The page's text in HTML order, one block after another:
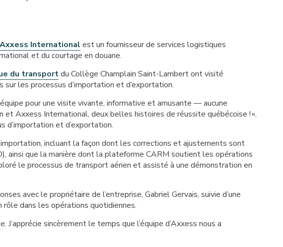
Axxess International est un fournisseur de services logistiques
et du courtage en douane.
du transportdu Collège Champlain Saint-Lambert ont visité
les processus d’importation et d’exportation.
pour une visite vivante, informative et amusante — aucune
et Axxess International, deux belles histoires de réussite québécoise !»,
d’importation et d’exportation.
incluant la façon dont les corrections et ajustements sont
ainsi que la manière dont la plateforme CARM soutient les opérations
le processus de transport aérien et assisté à une démonstration en
avec le propriétaire de l’entreprise, Gabriel Gervais, suivie d’une
dans les opérations quotidiennes.
sincèrement le temps que l’équipe d’Axxess nous a